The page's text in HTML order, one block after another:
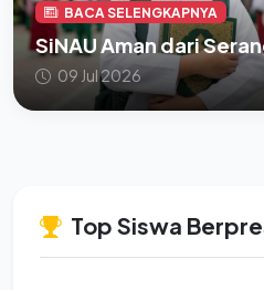
BACA SELENGKAPNYA
SiNAU Aman dari
09 Jul 2026
Top Siswa